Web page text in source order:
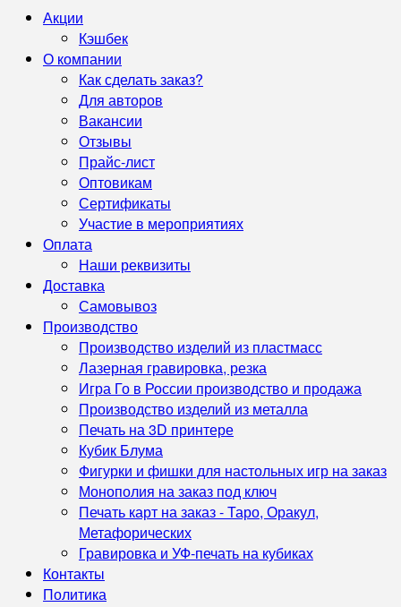
Акции
Кэшбек
О компании
Как сделать заказ?
Для авторов
Вакансии
Отзывы
Прайс-лист
Оптовикам
Сертификаты
Участие в мероприятиях
Оплата
Наши реквизиты
Доставка
Самовывоз
Производство
Производство изделий из пластмасс
Лазерная гравировка, резка
Игра Го в России производство и продажа
Производство изделий из металла
Печать на 3D принтере
Кубик Блума
Фигурки и фишки для настольных игр на заказ
Монополия на заказ под ключ
Печать карт на заказ - Таро, Оракул,
Метафорических
Гравировка и УФ‑печать на кубиках
Контакты
Политика